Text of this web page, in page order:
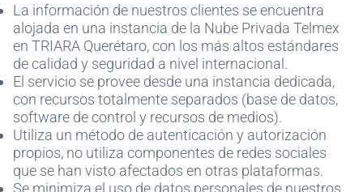
La información de nuestros clientes se encuentra
alojada en una instancia de la Nube Privada Telmex
en TRIARA Querétaro, con los más altos estándares
de calidad y seguridad a nivel internacional.
El servicio se provee desde una instancia dedicada,
con recursos totalmente separados (base de datos,
software de control y recursos de medios).
Utiliza un método de autenticación y autorización
propios, no utiliza componentes de redes sociales
que se han visto afectados en otras plataformas.
Se minimiza el uso de datos personales de nuestros